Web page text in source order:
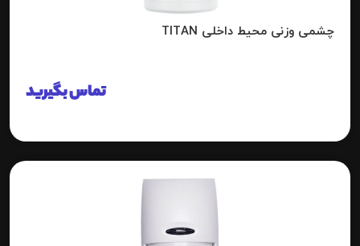
چشمی وزنی محیط داخلی TITAN
تماس بگیرید